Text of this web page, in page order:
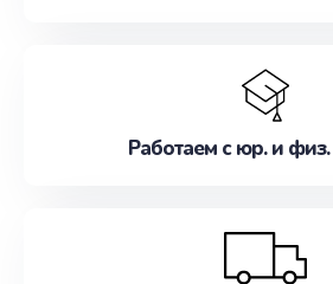
Работаем с юр. и